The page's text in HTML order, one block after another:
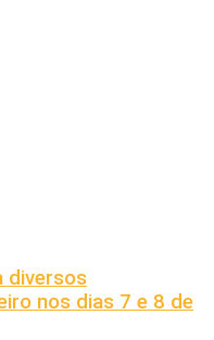
diversos
nos dias 7 e 8 de